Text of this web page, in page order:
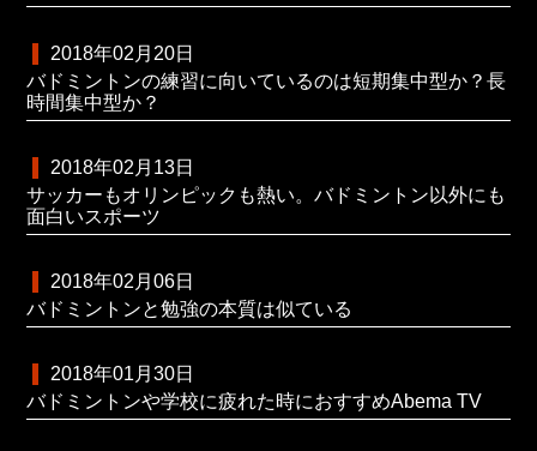
2018年02月20日
バドミントンの練習に向いているのは短期集中型か？長
時間集中型か？
2018年02月13日
サッカーもオリンピックも熱い。バドミントン以外にも
面白いスポーツ
2018年02月06日
バドミントンと勉強の本質は似ている
2018年01月30日
バドミントンや学校に疲れた時におすすめAbema TV